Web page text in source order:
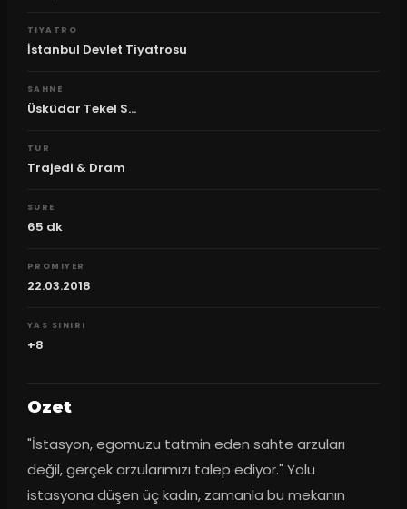
TIYATRO
İstanbul Devlet Tiyatrosu
SAHNE
Üsküdar Tekel S...
TUR
Trajedi & Dram
SURE
65 dk
PROMIYER
22.03.2018
YAS SINIRI
+8
Ozet
"İstasyon, egomuzu tatmin eden sahte arzuları
değil, gerçek arzularımızı talep ediyor." Yolu
istasyona düşen üç kadın, zamanla bu mekanın